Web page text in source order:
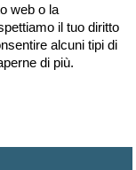
web o la
il tuo diritto
alcuni tipi di
di più.